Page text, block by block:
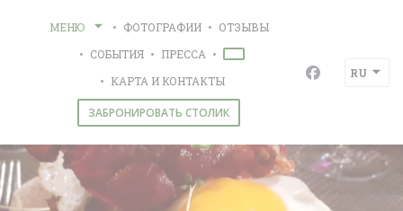
МЕНЮ ФОТОГРАФИИ
ОТЗЫВЫ
СОБЫТИЯ
ПРЕССА
((ОТКРЫВАЕТСЯ В НОВОМ
КАРТА И КОНТАКТЫ
ЗАБРОНИРОВАТЬ СТОЛИК
Facebook
RU